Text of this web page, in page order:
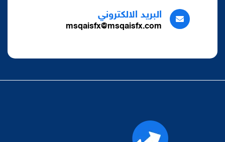
البريد الالكتروني
msqaisfx@msqaisfx.com